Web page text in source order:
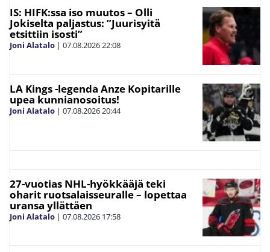
IS: HIFK:ssa iso muutos – Olli
Jokiselta paljastus: ”Juurisyitä
etsittiin isosti”
Joni Alatalo | 07.08.202622:08
LA Kings -legenda Anze Kopitarille
upea kunnianosoitus!
Joni Alatalo | 07.08.202620:44
27-vuotias NHL-hyökkääjä teki
oharit ruotsalaisseuralle – lopettaa
uransa yllättäen
Joni Alatalo | 07.08.2026 17:58